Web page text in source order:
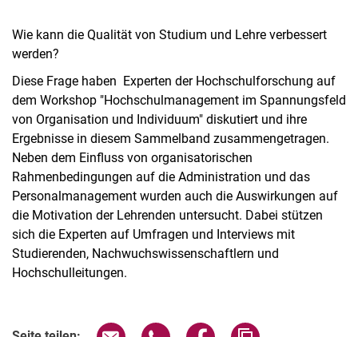
Journal articles
Monographs & Editorials
Edited Volumes
Wie kann die Qualität von Studium und Lehre verbessert
werden?
Diese Frage haben Experten der Hochschulforschung auf
dem Workshop "Hochschulmanagement im Spannungsfeld
von Organisation und Individuum" diskutiert und ihre
Ergebnisse in diesem Sammelband zusammengetragen.
Neben dem Einfluss von organisatorischen
Rahmenbedingungen auf die Administration und das
Personalmanagement wurden auch die Auswirkungen auf
die Motivation der Lehrenden untersucht. Dabei stützen
sich die Experten auf Umfragen und Interviews mit
Studierenden, Nachwuchswissenschaftlern und
Hochschulleitungen.
Seite über E-Mail teilen
Seite über WhatsApp teilen
Seite über Facebook